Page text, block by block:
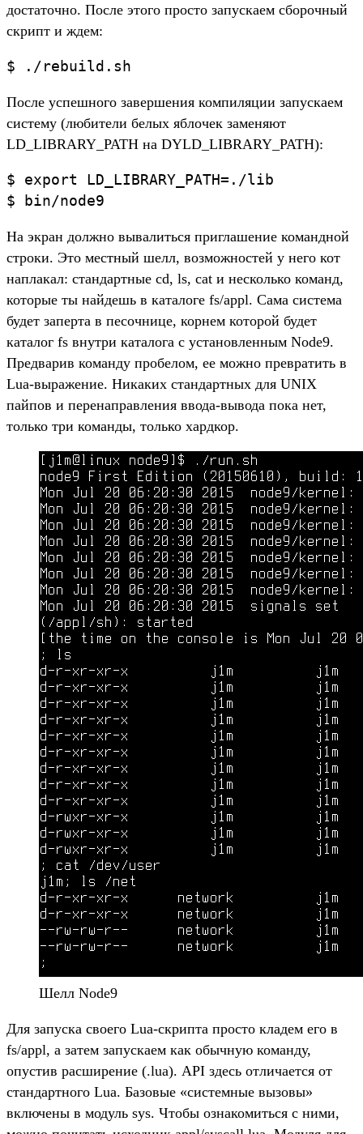
достаточно. После этого просто запускаем сборочный
скрипт и ждем:
$ ./rebuild.sh
После успешного завершения компиляции запускаем
систему (любители белых яблочек заменяют
LD_LIBRARY_PATH на DYLD_LIBRARY_PATH):
$ export LD_LIBRARY_PATH=./lib
$ bin/node9
На экран должно вывалиться приглашение командной
строки. Это местный шелл, возможностей у него кот
наплакал: стандартные cd, ls, cat и несколько команд,
которые ты найдешь в каталоге fs/appl. Сама система
будет заперта в песочнице, корнем которой будет
каталог fs внутри каталога с установленным Node9.
Предварив команду пробелом, ее можно превратить в
Lua-выражение. Никаких стандартных для UNIX
пайпов и перенаправления ввода-вывода пока нет,
только три команды, только хардкор.
Шелл Node9
Для запуска своего Lua-скрипта просто кладем его в
fs/appl, а затем запускаем как обычную команду,
опустив расширение (.lua). API здесь отличается от
стандартного Lua. Базовые «системные вызовы»
включены в модуль sys. Чтобы ознакомиться с ними,